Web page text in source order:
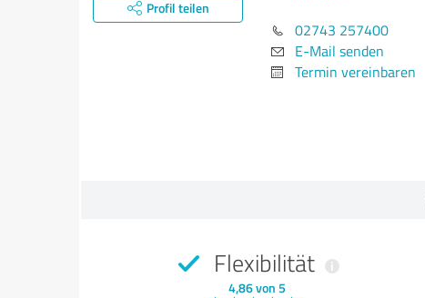
Profil teilen
02743 257400
E-Mail senden
Termin vereinbaren
Flexibilität
4,86 von 5